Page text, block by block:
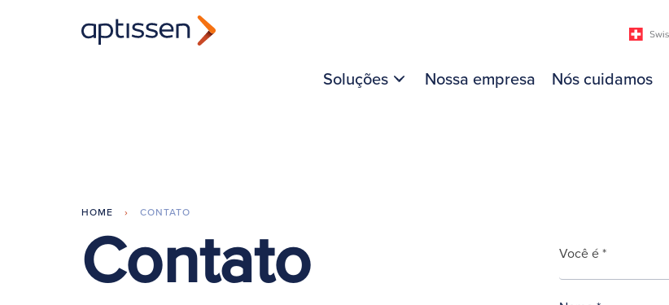
Soluções
Nossa empresa Nós cuidamos
HOME › CONTATO
Contato Você é *